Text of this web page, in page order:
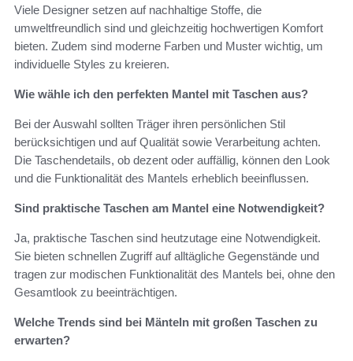
Viele Designer setzen auf nachhaltige Stoffe, die
umweltfreundlich sind und gleichzeitig hochwertigen Komfort
bieten. Zudem sind moderne Farben und Muster wichtig, um
individuelle Styles zu kreieren.
Wie wähle ich den perfekten Mantel mit Taschen aus?
Bei der Auswahl sollten Träger ihren persönlichen Stil
berücksichtigen und auf Qualität sowie Verarbeitung achten.
Die Taschendetails, ob dezent oder auffällig, können den Look
und die Funktionalität des Mantels erheblich beeinflussen.
Sind praktische Taschen am Mantel eine Notwendigkeit?
Ja, praktische Taschen sind heutzutage eine Notwendigkeit.
Sie bieten schnellen Zugriff auf alltägliche Gegenstände und
tragen zur modischen Funktionalität des Mantels bei, ohne den
Gesamtlook zu beeinträchtigen.
Welche Trends sind bei Mänteln mit großen Taschen zu
erwarten?